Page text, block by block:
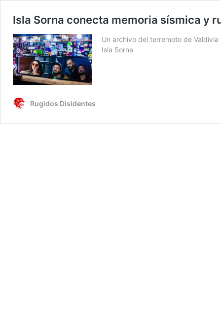
Isla Sorna conecta memoria sísmica y
Un archivo del terremoto de
Isla Sorna
Rugidos Disidentes